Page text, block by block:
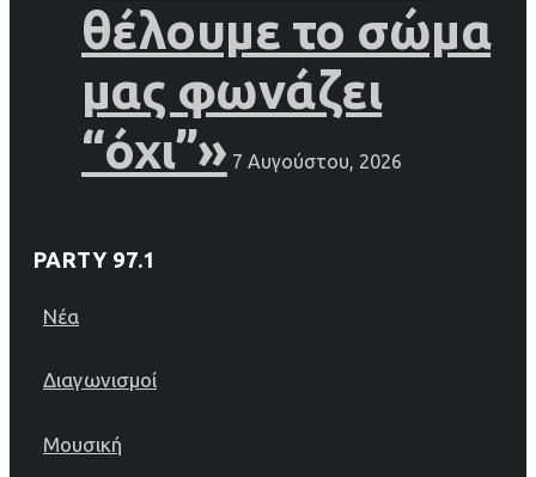
θέλουμε το σώμα
μας φωνάζει
“όχι”» 7 Αυγούστου, 2026
PARTY 97.1
Νέα
Διαγωνισμοί
Μουσική